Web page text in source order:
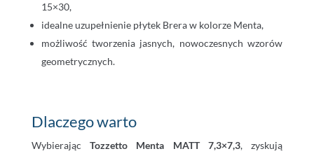
15×30,
idealne uzupełnienie płytek Brera w kolorze Menta,
możliwość tworzenia jasnych, nowoczesnych wzorów
geometrycznych.
Dlaczego warto
WybierającTozzetto Menta MATT 7,3×7,3, zyskują